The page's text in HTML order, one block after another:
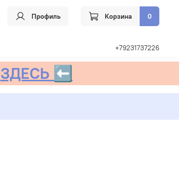
Профиль Корзина 0
+79231737226
ЗДЕСЬ ⬅️